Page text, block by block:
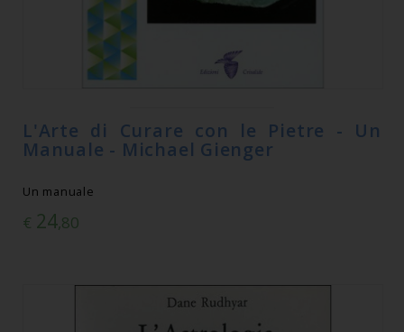
L'Arte di Curare con le Pietre - Un
Manuale - Michael Gienger
Un manuale
€ 24,80